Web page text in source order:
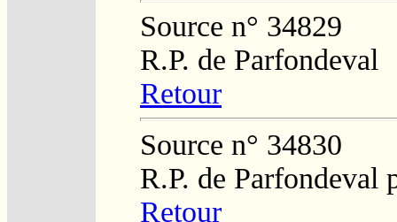
Source n° 34829
R.P. de Parfondeval
Retour
Source n° 34830
R.P. de Parfondeval
Retour